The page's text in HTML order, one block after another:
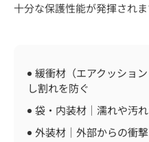
十分な保護性能が発揮されま
緩衝材（エアクッショ
し割れを防ぐ
袋・内装材｜濡れや汚
外装材｜外部からの衝